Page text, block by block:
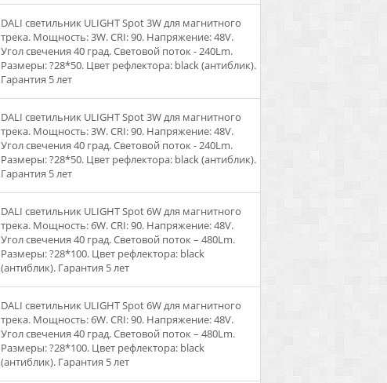
DALI cветильник ULIGHT Spot 3W для магнитного
трека. Мощность: 3W. CRI: 90. Напряжение: 48V.
Угол свечения 40 град. Световой поток - 240Lm.
Размеры: ?28*50. Цвет рефлектора: black (антиблик).
Гарантия 5 лет
DALI cветильник ULIGHT Spot 3W для магнитного
трека. Мощность: 3W. CRI: 90. Напряжение: 48V.
Угол свечения 40 град. Световой поток - 240Lm.
Размеры: ?28*50. Цвет рефлектора: black (антиблик).
Гарантия 5 лет
DALI cветильник ULIGHT Spot 6W для магнитного
трека. Мощность: 6W. CRI: 90. Напряжение: 48V.
Угол свечения 40 град. Световой поток – 480Lm.
Размеры: ?28*100. Цвет рефлектора: black
(антиблик). Гарантия 5 лет
DALI cветильник ULIGHT Spot 6W для магнитного
трека. Мощность: 6W. CRI: 90. Напряжение: 48V.
Угол свечения 40 град. Световой поток – 480Lm.
Размеры: ?28*100. Цвет рефлектора: black
(антиблик). Гарантия 5 лет